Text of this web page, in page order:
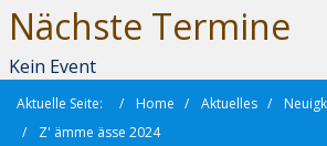
Nächste Termine
Kein Event
Aktuelle Seite: Home Aktuelles
Z' ämme ässe 2024